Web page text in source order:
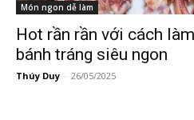
Món ngon dễ làm
Hot rần rần với cách
bánh tráng siêu ngon
Thúy Duy - 26/05/2025